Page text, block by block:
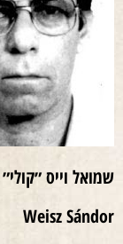
שמואל וייס ״קולי״
Weisz Sándor